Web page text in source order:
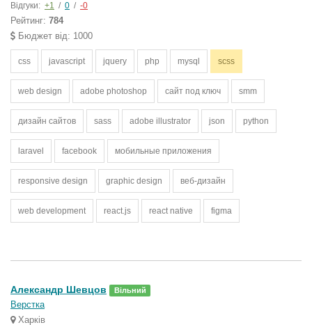
Відгуки: +1 / 0 / -0
Рейтинг: 784
Бюджет від: 1000
css javascript jquery php mysql scss
web design adobe photoshop сайт под ключ smm
дизайн сайтов sass adobe illustrator json python
laravel facebook мобильные приложения
responsive design graphic design веб-дизайн
web development react.js react native figma
Александр Шевцов Вільний
Верстка
Харків